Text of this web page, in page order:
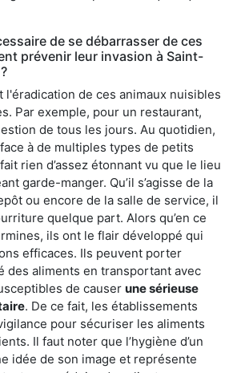
de se débarrasser de ces
prévenir leur invasion à Saint-
l'éradication de ces animaux nuisibles
Par exemple, pour un restaurant,
de tous les jours. Au quotidien,
à de multiples types de petits
rien d’assez étonnant vu que le lieu
garde-manger. Qu’il s’agisse de la
ou encore de la salle de service, il
quelque part. Alors qu’en ce
ils ont le flair développé qui
efficaces. Ils peuvent porter
des aliments en transportant avec
de causer une sérieuse
. De ce fait, les établissements
pour sécuriser les aliments
Il faut noter que l’hygiène d’un
idée de son image et représente